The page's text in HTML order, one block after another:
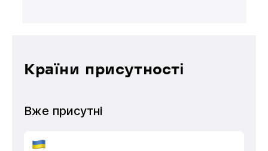
Країни присутності
Вже присутні